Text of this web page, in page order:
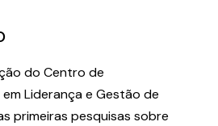
do Centro de
Liderança e Gestão de
primeiras pesquisas sobre